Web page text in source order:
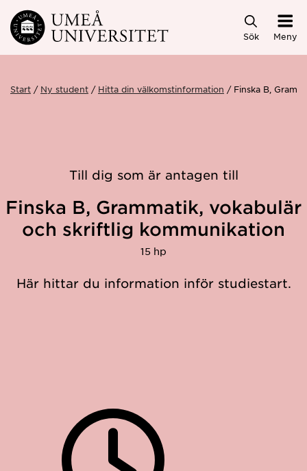
Hoppa direkt till innehållet
Sök Meny
Start Ny student Hitta din välkomstinformation Finska B,
Till dig som är antagen till
Finska B, Grammatik, vokabulär
och skriftlig kommunikation
15 hp
Här hittar du information inför studiestart.